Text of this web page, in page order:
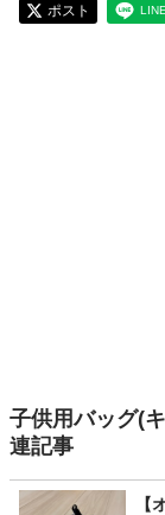
ポスト
子供用バッグ(
連記事